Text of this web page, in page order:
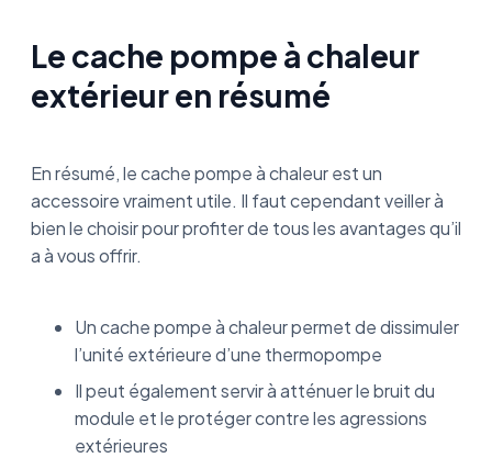
Le cache pompe à chaleur
extérieur en résumé
En résumé, le cache pompe à chaleur est un
accessoire vraiment utile. Il faut cependant veiller à
bien le choisir pour profiter de tous les avantages qu’il
a à vous offrir.
Un cache pompe à chaleur permet de dissimuler
l’unité extérieure d’une thermopompe
Il peut également servir à atténuer le bruit du
module et le protéger contre les agressions
extérieures